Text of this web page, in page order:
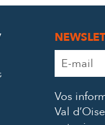
Adresse
e-
*
Vos
Val